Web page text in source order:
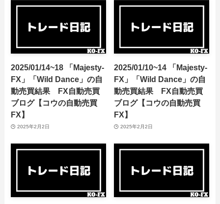
2025/01/14~18 「Majesty-
FX」「Wild Dance」の自
動売買結果 FX自動売買
ブログ【コウの自動売買
FX】
2025年2月2日
2025/01/10~14 「Majesty-
FX」「Wild Dance」の自
動売買結果 FX自動売買
ブログ【コウの自動売買
FX】
2025年2月2日